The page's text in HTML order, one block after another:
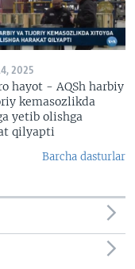
2025
hayot - AQSh harbiy
kemasozlikda
yetib olishga
qilyapti
Barcha dasturlar